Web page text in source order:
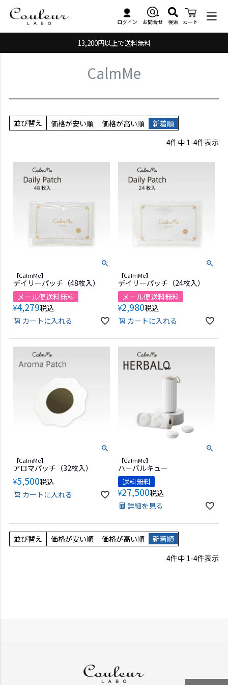
ログイン お問合せ 検索 カート
13,200円以上で送料無料
CalmMe
並び替え 価格が安い順 価格が高い順
新着順
4件中 1-4件表示
【CalmMe】
デイリーパッチ（48枚入）
メール便送料無料
¥4,279税込
カートに入れる
【CalmMe】
デイリーパッチ（24枚入）
メール便送料無料
¥2,980税込
カートに入れる
【CalmMe】
アロマパッチ（32枚入）
¥5,500税込
カートに入れる
【CalmMe】
ハーバルキュー
送料無料
¥27,500税込
詳細を見る
並び替え 価格が安い順 価格が高い順
新着順
4件中 1-4件表示